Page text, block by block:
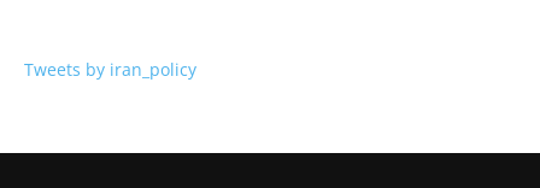
Tweets by iran_policy